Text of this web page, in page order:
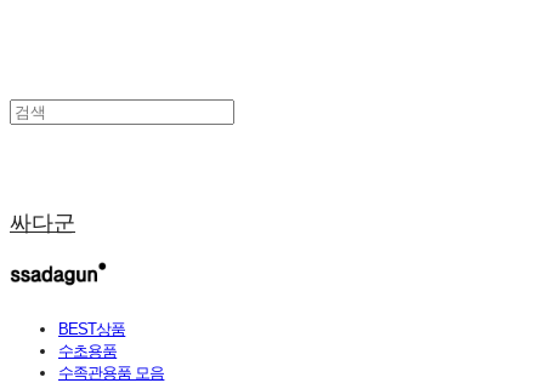
싸다군
BEST상품
수초용품
수족관용품 모음